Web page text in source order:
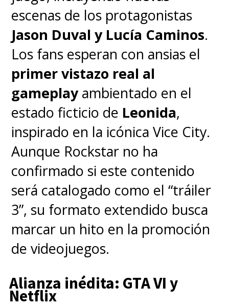
• THE NINA PROJECT
(PROYECTO NINA)
• THE DIVE (EN LO PROFUNDO)
• THE MASSACRE AT HAWKINS
LAB (MASACRE EN EL
LABORATORIO DE HAWKINS)
• PAPA (PAPÁ)
• THE PIGGYBACK (EL HUÉSPED)
Aunque no se dio a conocer una
fecha de estreno,"Stranger
Things 4" sí reveló su ventana
escenas de los protagonistas
Jason Duval y Lucía Caminos.
Los fans esperan con ansias el
primer vistazo real al
gameplayambientado en el
estado ficticio de Leonida,
inspirado en la icónica Vice City.
Aunque Rockstar no ha
confirmado si este contenido
será catalogado como el “tráiler
3”, su formato extendido busca
marcar un hito en la promoción
de videojuegos.
Alianza inédita: GTA VI y
Netflix